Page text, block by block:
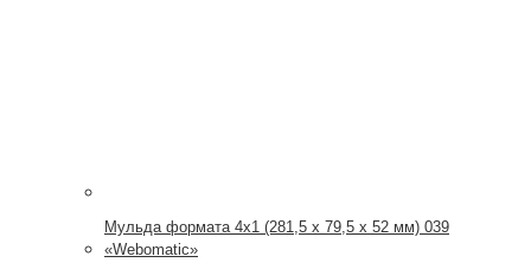
Мульда формата 4х1 (281,5 x 79,5 x 52 мм) 039
«Webomatic»